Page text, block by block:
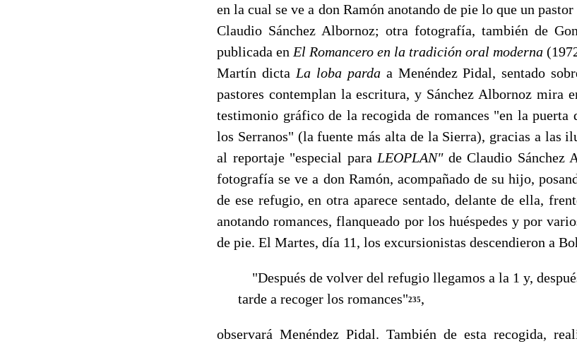
en la cual se ve a don Ra­món anotando de pie lo que un
Claudio Sánchez Albornoz; otra fotografía, también de
publicada en El Romancero en la tradi­ción oral moderna
Martín dicta La loba parda a Menéndez Pidal, sentado
pastores contemplan la escritura, y Sánchez Albornoz mira
testimonio gráfico de la recogida de romances "en la puerta
los Serranos" (la fuente más alta de la Sierra), gracias a las
al reportaje "especial para LEOPLAN" de Claudio Sánchez
fotografía se ve a don Ramón, acompañado de su hijo,
de ese refugio, en otra aparece sentado, delante de ella,
anotando romances, flanqueado por los huéspedes y por
de pie. El Martes, día 11, los excursionistas descendieron a
"Después de volver del refugio llegamos a la 1 y,
tarde a recoger los romances"235,
observará Menéndez Pidal. También de esta recogida,